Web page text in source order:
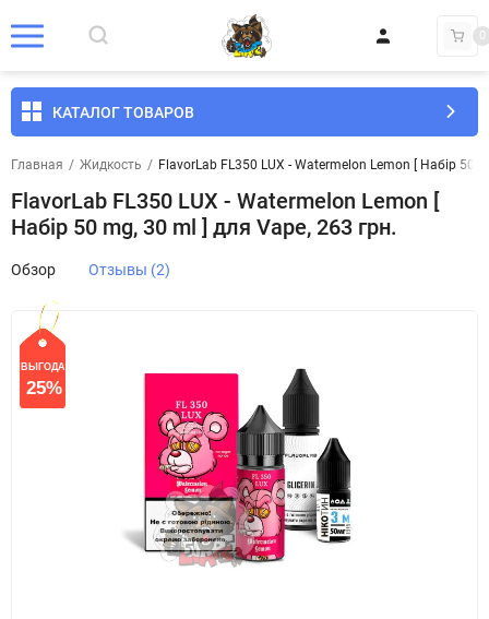
0
КАТАЛОГ ТОВАРОВ
Главная / Жидкость / FlavorLab FL350 LUX - Watermelon Lemon [ Набір 50
FlavorLab FL350 LUX - Watermelon Lemon [
Набір 50 mg, 30 ml ] для Vape, 263 грн.
Обзор Отзывы (2)
СКИДКА
25%
ВЫГОДА
25%